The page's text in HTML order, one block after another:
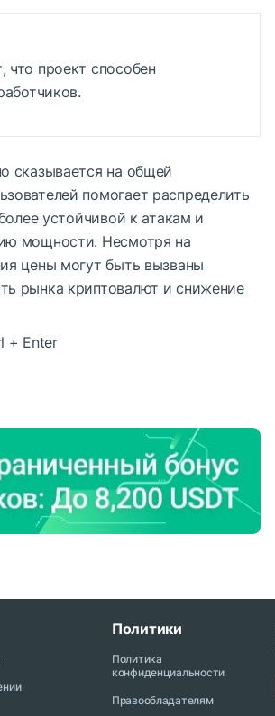
что проект способен
сказывается на общей
помогает распределить
устойчивой к атакам и
мощности. Несмотря на
цены могут быть вызваны
рынка криптовалют и снижение
+ Enter
Политики
Политика
конфиденциальности
Правообладателям